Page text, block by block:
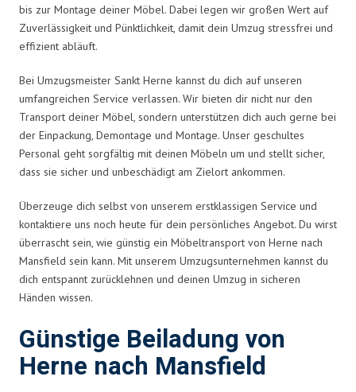
bis zur Montage deiner Möbel. Dabei legen wir großen Wert auf
Zuverlässigkeit und Pünktlichkeit, damit dein Umzug stressfrei und
effizient abläuft.
Bei Umzugsmeister Sankt Herne kannst du dich auf unseren
umfangreichen Service verlassen. Wir bieten dir nicht nur den
Transport deiner Möbel, sondern unterstützen dich auch gerne bei
der Einpackung, Demontage und Montage. Unser geschultes
Personal geht sorgfältig mit deinen Möbeln um und stellt sicher,
dass sie sicher und unbeschädigt am Zielort ankommen.
Überzeuge dich selbst von unserem erstklassigen Service und
kontaktiere uns noch heute für dein persönliches Angebot. Du wirst
überrascht sein, wie günstig ein Möbeltransport von Herne nach
Mansfield sein kann. Mit unserem Umzugsunternehmen kannst du
dich entspannt zurücklehnen und deinen Umzug in sicheren
Händen wissen.
Günstige Beiladung von
Herne nach Mansfield